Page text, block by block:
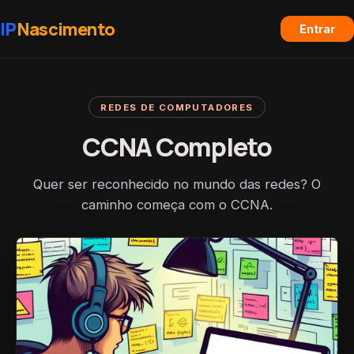
IPNascimento Entrar
REDES DE COMPUTADORES
CCNA Completo
Quer ser reconhecido no mundo das redes? O
caminho começa com o CCNA.